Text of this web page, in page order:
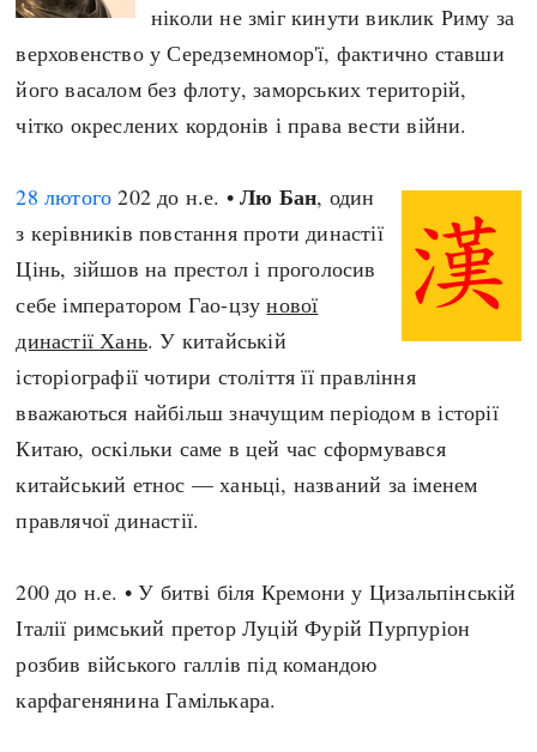
ніколи не зміг кинути виклик Риму за
верховенство у Середземномор'ї, фактично ставши
його васалом без флоту, заморських територій,
чітко окреслених кордонів і права вести війни.
28 лютого 202 до н.е. •Лю Бан, один
з керівників повстання проти династії
Цінь, зійшов на престол і проголосив
себе імператором Гао-цзунової
династії Хань. У китайській
історіографії чотири століття її правління
вважаються найбільш значущим періодом в історії
Китаю, оскільки саме в цей час сформувався
китайський етнос — ханьці, названий за іменем
правлячої династії.
200 до н.е. • У битві біля Кремони у Цизальпінській
Італії римський претор Луцій Фурій Пурпуріон
розбив війського галлів під командою
карфагенянина Гамількара.